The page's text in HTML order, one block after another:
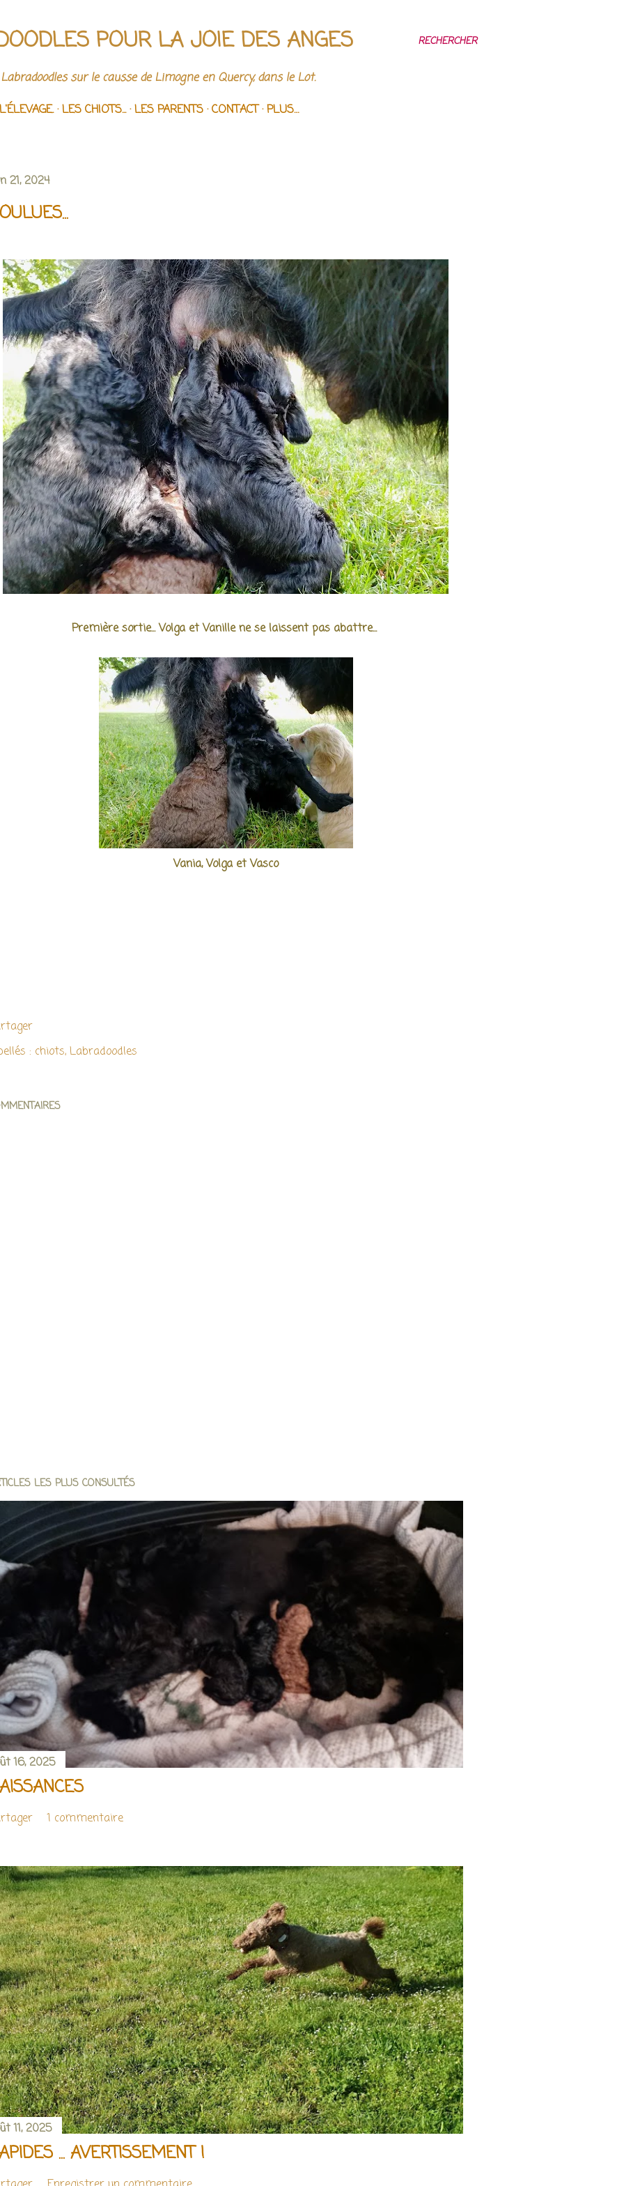
RECHERCHER
POUR LA JOIE DES ANGES
sur le causse de Limogne en Quercy, dans le Lot.
L'ÉLEVAGE. LES CHIOTS... LES PARENTS CONTACT PLUS…
21, 2024
Première sortie... Volga et Vanille ne se laissent pas abattre...
Vania, Volga et Vasco
: chiots Labradoodles
LES PLUS CONSULTÉS
16, 2025
1 commentaire
11, 2025
... AVERTISSEMENT !